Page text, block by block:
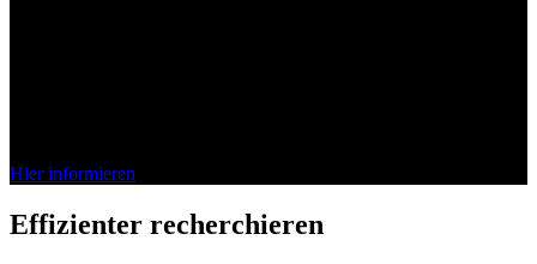
Hier informieren
Effizienter recherchieren